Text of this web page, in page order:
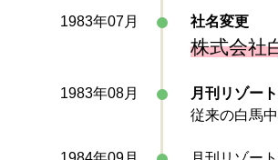
1983年07月 社名変更
株式会社
1983年08月
月刊リゾー
従来の白馬